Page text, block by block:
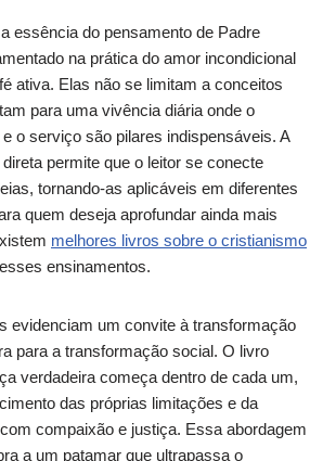
essência do pensamento de Padre
na prática do amor incondicional
ativa. Elas não se limitam a conceitos
para uma vivência diária onde o
o serviço são pilares indispensáveis. A
permite que o leitor se conecte
tornando-as aplicáveis em diferentes
quem deseja aprofundar ainda mais
melhores livros sobre o cristianismo
ensinamentos.
evidenciam um convite à transformação
para a transformação social. O livro
verdadeira começa dentro de cada um,
das próprias limitações e da
compaixão e justiça. Essa abordagem
a um patamar que ultrapassa o